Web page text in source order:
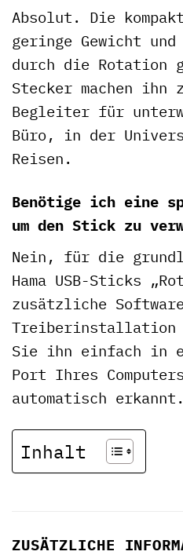
Absolut. Die
geringe Gewicht
durch die Rotation
Stecker machen ihn
Begleiter für
Büro, in der
Reisen.
Benötige ich eine
um den Stick zu
Nein, für die
Hama USB-Sticks
zusätzliche
Treiberinstallation
Sie ihn einfach in
Port Ihres
automatisch erkannt.
Inhalt
ZUSÄTZLICHE